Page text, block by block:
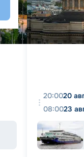
20:0020
08:0023